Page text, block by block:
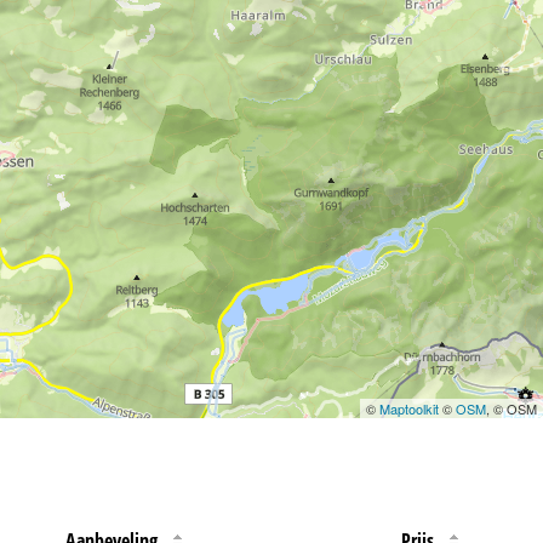
rechten omtrent
©Maptoolkit©OSM, © OSM